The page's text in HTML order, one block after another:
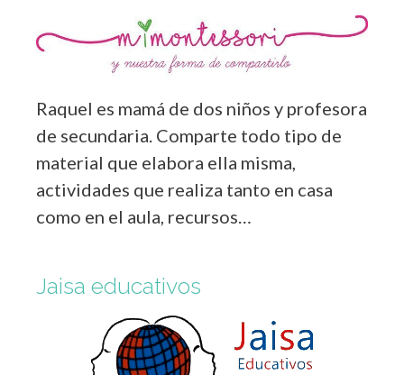
Raquel es mamá de dos niños y profesora
de secundaria. Comparte todo tipo de
material que elabora ella misma,
actividades que realiza tanto en casa
como en el aula, recursos…
Jaisa educativos